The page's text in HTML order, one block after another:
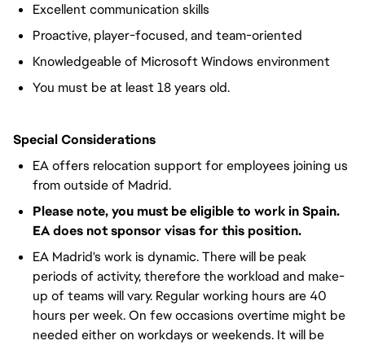
Excellent communication skills
Proactive, player-focused, and team-oriented
Knowledgeable of Microsoft Windows environment
You must be at least 18 years old.
Special Considerations
EA offers relocation support for employees joining us
from outside of Madrid.
Please note, you must be eligible to work in Spain.
EA does not sponsor visas for this position.
EA Madrid's work is dynamic. There will be peak
periods of activity, therefore the workload and make-
up of teams will vary. Regular working hours are 40
hours per week. On few occasions overtime might be
needed either on workdays or weekends. It will be